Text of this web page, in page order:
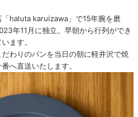
haluta karuizawa」で15年腕を磨
年11月に独立。早朝から行列ができ
ます。
わりのパンを当日の朝に軽井沢で焼
へ直送いたします。